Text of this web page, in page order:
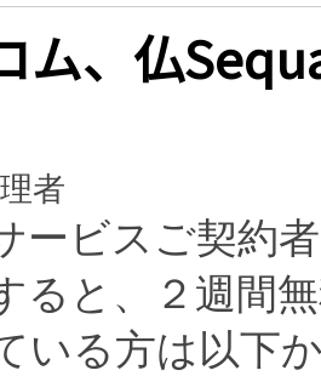
ム、仏
者
ービスご契約
ると、２週間
いる方は以下